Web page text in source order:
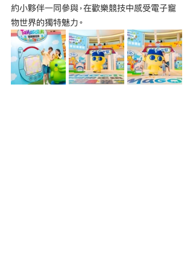
約小夥伴一同參與，在歡樂競技中感受電子寵
物世界的獨特魅力。